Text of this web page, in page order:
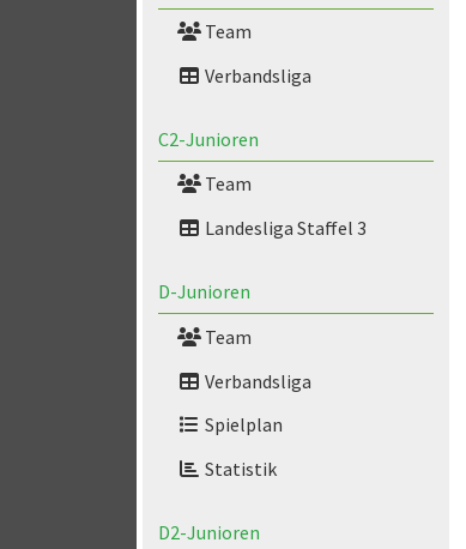
Team
Verbandsliga
C2-Junioren
Team
Landesliga Staffel 3
D-Junioren
Team
Verbandsliga
Spielplan
Statistik
D2-Junioren